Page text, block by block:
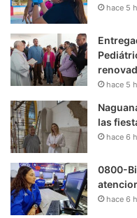
hace 5
hace 5
las
hace 6
0800-
hace 6